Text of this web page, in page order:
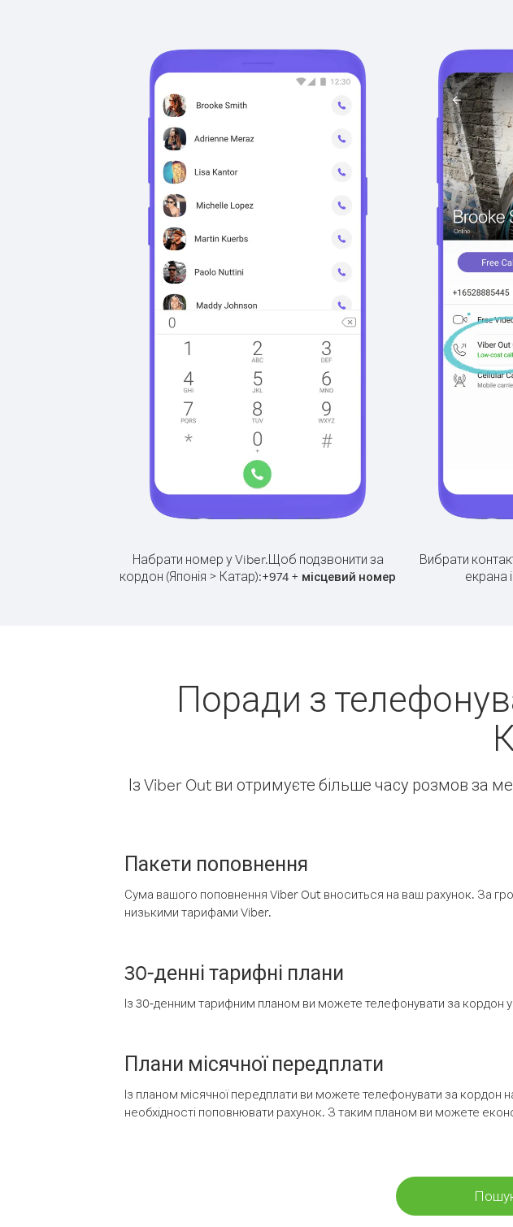
Набрати номер у Viber.Щоб подзвонити за
кордон (Японія > Катар):+974 + місцевий номер
Вибрати
екрана
Поради з
Із Viber Out ви отримуєте більше часу розмов за
Пакети поповнення
Сума вашого поповнення Viber Out вноситься на ваш рахунок. За
низькими тарифами Viber.
30-денні тарифні плани
Із 30-денним тарифним планом ви можете телефонувати за кордон
Плани місячної передплати
Із планом місячної передплати ви можете телефонувати за кордон
необхідності поповнювати рахунок. З таким планом ви можете